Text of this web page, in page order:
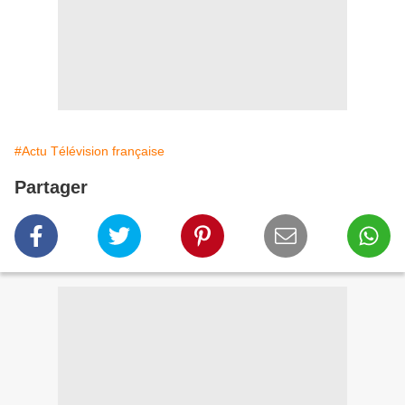
#Actu Télévision française
Partager